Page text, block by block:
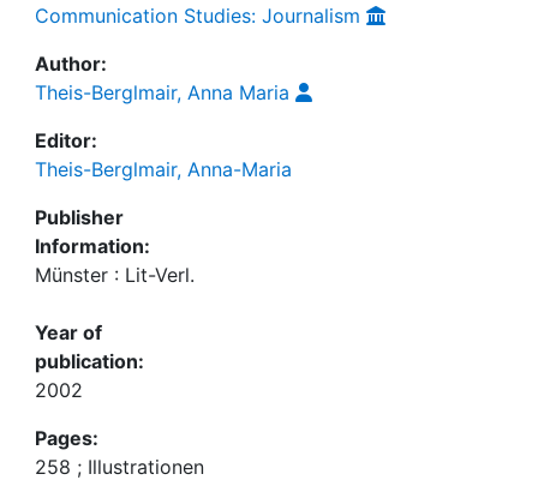
Communication Studies: Journalism
Author:
Theis-Berglmair, Anna Maria
Editor:
Theis-Berglmair, Anna-Maria
Publisher
Information:
Münster : Lit-Verl.
Year of
publication:
2002
Pages:
258 ; Illustrationen